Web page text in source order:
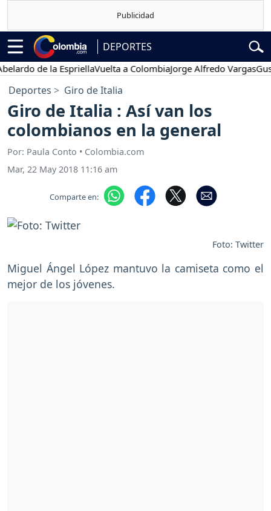
DEPORTES
de la EspriellaVuelta a ColombiaJorge Alfredo VargasGustavo
Deportes Giro de Italia
Giro de Italia : Así van los
colombianos en la general
Por: Paula Conto • Colombia.com
Mar, 22 May 2018 11:16 am
Comparte en:
Foto: Twitter
Miguel Ángel López mantuvo la camiseta como el
mejor de los jóvenes.